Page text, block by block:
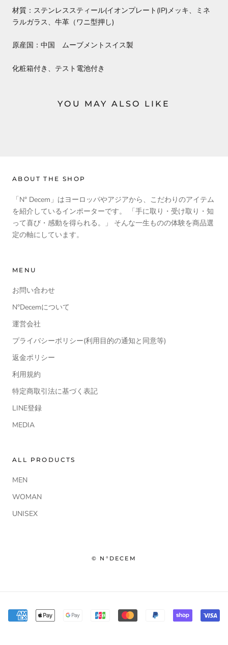
材質：ステンレススティール(イオンプレート(IP)メッキ、ミネ
ラルガラス、牛革（ワニ型押し)
原産国：中国 ムーブメントスイス製
化粧箱付き、テスト電池付き
YOU MAY ALSO LIKE
ABOUT THE SHOP
「N° Decem」はヨーロッパやアジアから、こだわりのアイテム
を紹介しているインポーターです。 「手に取り・受け取り・知
って喜び・感動を得られる。」 そんな一生ものの体験を商品選
定の軸にしています。
MENU
お問い合わせ
N°Decemについて
運営会社
プライバシーポリシー(利用目的の通知と同意等)
返金ポリシー
利用規約
特定商取引法に基づく表記
LINE登録
MEDIA
ALL PRODUCTS
MEN
WOMAN
UNISEX
© N°DECEM